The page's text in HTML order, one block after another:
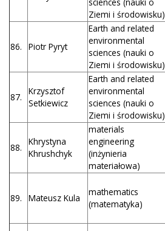
Ziemi i środowisku)
86. Piotr Pyryt
Earth and related
environmental
sciences (nauki o
Ziemi i środowisku)
87.
Krzysztof
Setkiewicz
Earth and related
environmental
sciences (nauki o
Ziemi i środowisku)
88.
Khrystyna
Khrushchyk
materials
engineering
(inżynieria
materiałowa)
89. Mateusz Kula
mathematics
(matematyka)